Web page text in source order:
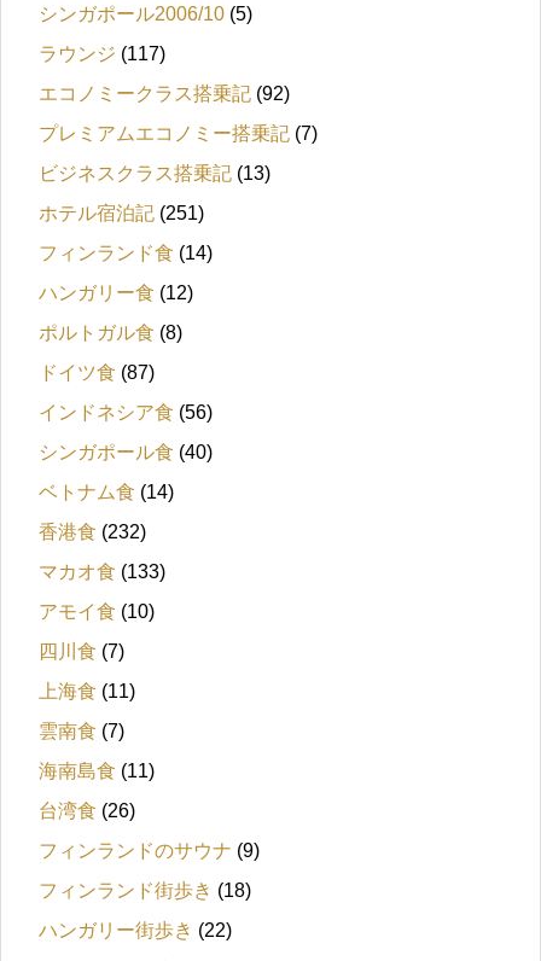
シンガポール2006/10 (5)
ラウンジ (117)
エコノミークラス搭乗記 (92)
プレミアムエコノミー搭乗記 (7)
ビジネスクラス搭乗記 (13)
ホテル宿泊記 (251)
フィンランド食 (14)
ハンガリー食 (12)
ポルトガル食 (8)
ドイツ食 (87)
インドネシア食 (56)
シンガポール食 (40)
ベトナム食 (14)
香港食 (232)
マカオ食 (133)
アモイ食 (10)
四川食 (7)
上海食 (11)
雲南食 (7)
海南島食 (11)
台湾食 (26)
フィンランドのサウナ (9)
フィンランド街歩き (18)
ハンガリー街歩き (22)